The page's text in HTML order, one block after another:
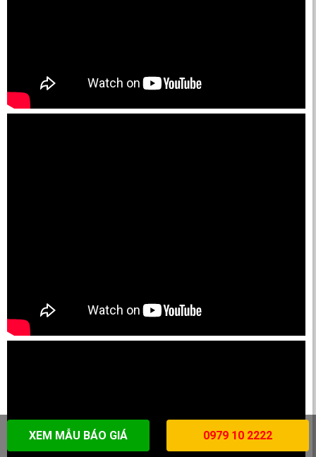
XEM MẪU BÁO GIÁ 0979 10 2222